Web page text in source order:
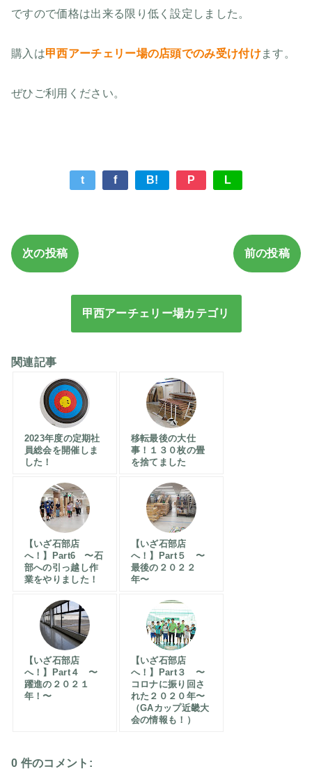
ですので価格は出来る限り低く設定しました。
購入は甲西アーチェリー場の店頭でのみ受け付けます。
ぜひご利用ください。
t f B! P L
次の投稿 前の投稿
甲西アーチェリー場カテゴリ
関連記事
2023年度の定期社
員総会を開催しま
した！
移転最後の大仕
事！１３０枚の畳
を捨てました
【いざ石部店
へ！】Part6 〜石
部への引っ越し作
業をやりました！
【いざ石部店
へ！】Part５ 〜
最後の２０２２
年〜
【いざ石部店
へ！】Part４ 〜
躍進の２０２１
年！〜
【いざ石部店
へ！】Part３ 〜
コロナに振り回さ
れた２０２０年〜
（GAカップ近畿大
会の情報も！）
0 件のコメント: